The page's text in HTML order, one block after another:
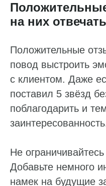
на них
Положительные
повод выстроить
с клиентом. Даже
поставил 5 звёзд
поблагодарить и
Не
Добавьте немного
намек на будущие